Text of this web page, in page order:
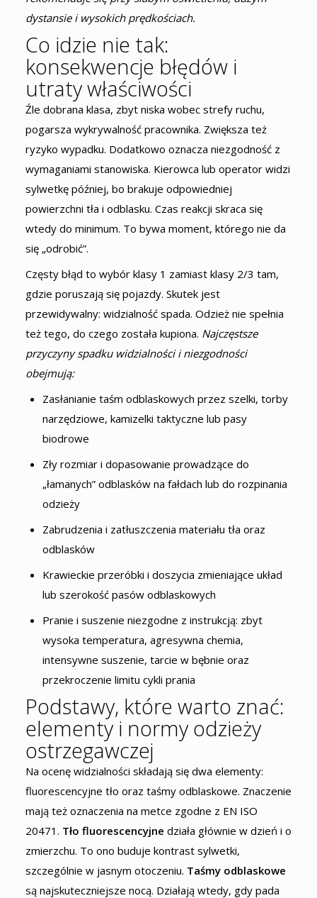
dystansie i wysokich prędkościach.
Co idzie nie tak:
konsekwencje błędów i
utraty właściwości
Źle dobrana klasa, zbyt niska wobec strefy ruchu,
pogarsza wykrywalność pracownika. Zwiększa też
ryzyko wypadku. Dodatkowo oznacza niezgodność z
wymaganiami stanowiska. Kierowca lub operator widzi
sylwetkę później, bo brakuje odpowiedniej
powierzchni tła i odblasku. Czas reakcji skraca się
wtedy do minimum. To bywa moment, którego nie da
się „odrobić”.
Częsty błąd to wybór klasy 1 zamiast klasy 2/3 tam,
gdzie poruszają się pojazdy. Skutek jest
przewidywalny: widzialność spada. Odzież nie spełnia
też tego, do czego została kupiona. Najczęstsze
przyczyny spadku widzialności i niezgodności
obejmują:
Zasłanianie taśm odblaskowych przez szelki, torby
narzędziowe, kamizelki taktyczne lub pasy
biodrowe
Zły rozmiar i dopasowanie prowadzące do
„łamanych” odblasków na fałdach lub do rozpinania
odzieży
Zabrudzenia i zatłuszczenia materiału tła oraz
odblasków
Krawieckie przeróbki i doszycia zmieniające układ
lub szerokość pasów odblaskowych
Pranie i suszenie niezgodne z instrukcją: zbyt
wysoka temperatura, agresywna chemia,
intensywne suszenie, tarcie w bębnie oraz
przekroczenie limitu cykli prania
Podstawy, które warto znać:
elementy i normy odzieży
ostrzegawczej
Na ocenę widzialności składają się dwa elementy:
fluorescencyjne tło oraz taśmy odblaskowe. Znaczenie
mają też oznaczenia na metce zgodne z EN ISO
20471. Tło fluorescencyjne działa głównie w dzień i o
zmierzchu. To ono buduje kontrast sylwetki,
szczególnie w jasnym otoczeniu. Taśmy odblaskowe
są najskuteczniejsze nocą. Działają wtedy, gdy pada